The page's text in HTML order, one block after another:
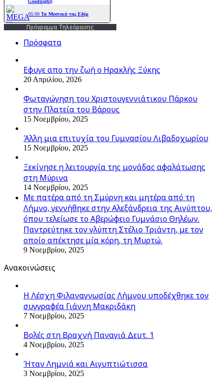
Πρόγραμμα Τηλεόρασης
Πρόσφατα
Εφυγε απο την ζωή o Ηρακλής Ξύκης
20 Απριλίου, 2026
Φωταγώγηση του Χριστουγεννιάτικου Πάρκου
στην Πλατεία του Βάρους
15 Νοεμβρίου, 2025
Άλλη μια επιτυχία του Γυμνασίου Λιβαδοχωρίου
15 Νοεμβρίου, 2025
Ξεκίνησε η λειτουργία της μονάδας αφαλάτωσης
στη Μύρινα
14 Νοεμβρίου, 2025
Με πατέρα από τη Σμύρνη και μητέρα από τη
Λήμνο, γεννήθηκε στην Αλεξάνδρεια της Αιγύπτου,
όπου τελείωσε το Αβερώφειο Γυμνάσιο Θηλέων.
Παντρεύτηκε τον γλύπτη Στέλιο Τριάντη, με τον
οποίο απέκτησε μία κόρη, τη Μυρτώ.
9 Νοεμβρίου, 2025
Ανακοινώσεις
Η Λέσχη Φιλαναγνωσίας Λήμνου υποδέχθηκε τον
συγγραφέα Γιάννη Μακριδάκη
7 Νοεμβρίου, 2025
Βολές στη Βραχνή Παναγιά Δευτ. 1
4 Νοεμβρίου, 2025
Ήταν Λημνιά και Αιγυπτιώτισσα
3 Νοεμβρίου, 2025